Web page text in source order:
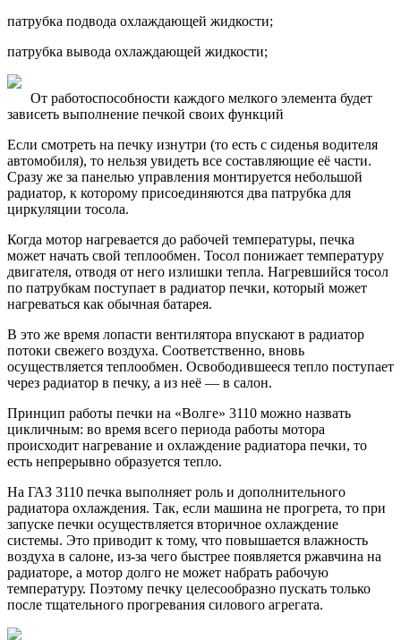
патрубка подвода охлаждающей жидкости;
патрубка вывода охлаждающей жидкости;
От работоспособности каждого мелкого элемента будет
зависеть выполнение печкой своих функций
Если смотреть на печку изнутри (то есть с сиденья водителя
автомобиля), то нельзя увидеть все составляющие её части.
Сразу же за панелью управления монтируется небольшой
радиатор, к которому присоединяются два патрубка для
циркуляции тосола.
Когда мотор нагревается до рабочей температуры, печка
может начать свой теплообмен. Тосол понижает температуру
двигателя, отводя от него излишки тепла. Нагревшийся тосол
по патрубкам поступает в радиатор печки, который может
нагреваться как обычная батарея.
В это же время лопасти вентилятора впускают в радиатор
потоки свежего воздуха. Соответственно, вновь
осуществляется теплообмен. Освободившееся тепло поступает
через радиатор в печку, а из неё — в салон.
Принцип работы печки на «Волге» 3110 можно назвать
цикличным: во время всего периода работы мотора
происходит нагревание и охлаждение радиатора печки, то
есть непрерывно образуется тепло.
На ГАЗ 3110 печка выполняет роль и дополнительного
радиатора охлаждения. Так, если машина не прогрета, то при
запуске печки осуществляется вторичное охлаждение
системы. Это приводит к тому, что повышается влажность
воздуха в салоне, из-за чего быстрее появляется ржавчина на
радиаторе, а мотор долго не может набрать рабочую
температуру. Поэтому печку целесообразно пускать только
после тщательного прогревания силового агрегата.